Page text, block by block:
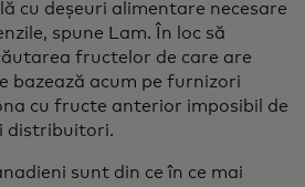
cu deșeuri alimentare necesare
spune Lam. În loc să
fructelor de care are
bazează acum pe furnizori
cu fructe anterior imposibil de
distribuitori.
sunt din ce în ce mai